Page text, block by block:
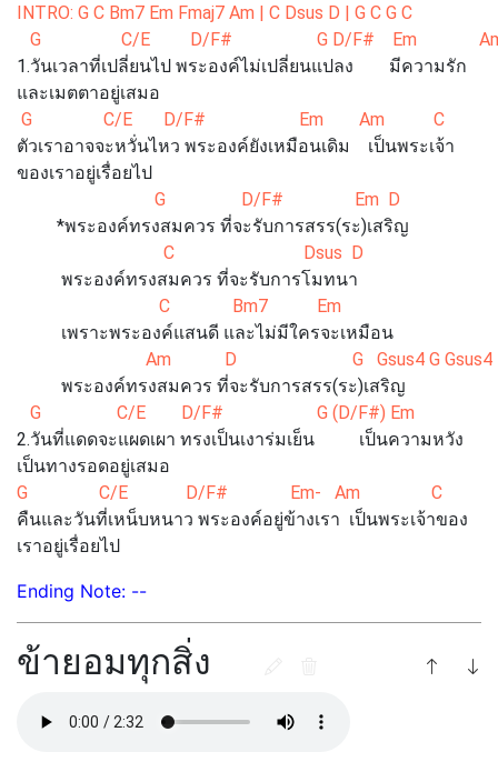
INTRO: G C Bm7 Em Fmaj7 Am | C Dsus D | G C G C
G C/E D/F# G D/F# Em Am
1.วันเวลาที่เปลี่ยนไป พระองค์ไม่เปลี่ยนแปลง มีความรัก
และเมตตาอยู่เสมอ
G C/E D/F# Em Am C
ตัวเราอาจจะหวั่นไหว พระองค์ยังเหมือนเดิม เป็นพระเจ้า
ของเราอยู่เรื่อยไป
G D/F# Em D
*พระองค์ทรงสมควร ที่จะรับการสรร(ระ)เสริญ
C Dsus D
พระองค์ทรงสมควร ที่จะรับการโมทนา
C Bm7 Em
เพราะพระองค์แสนดี และไม่มีใครจะเหมือน
Am D G Gsus4 G Gsus4
พระองค์ทรงสมควร ที่จะรับการสรร(ระ)เสริญ
G C/E D/F# G (D/F#) Em
2.วันที่แดดจะแผดเผา ทรงเป็นเงาร่มเย็น เป็นความหวัง
เป็นทางรอดอยู่เสมอ
G C/E D/F# Em- Am C
คืนและวันที่เหน็บหนาว พระองค์อยู่ข้างเรา เป็นพระเจ้าของ
เราอยู่เรื่อยไป
Ending Note: --
ข้ายอมทุกสิ่ง